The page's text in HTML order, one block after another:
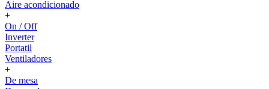
Aire acondicionado
+
On / Off
Inverter
Portatil
Ventiladores
+
De mesa